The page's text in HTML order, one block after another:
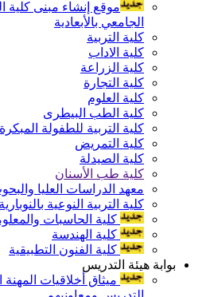
موقع إنشاء مبنى
الجامعي بالأبعادية
كلية التربية
كلية الاداب
كلية الزراعة
كلية التجارة
كلية العلوم
كلية الطب البيطرى
كلية التربية للطفولة المبكرة
كلية التمريض
كلية الصيدلة
كلية طب الأسنان
معهد الدراسات العليا
كلية التربية النوعية بالنوبارية
كلية الحاسبات
كلية الهندسة
كلية الفنون التطبيقية
بوابة هيئة التدريس
ميثاق أخلاقيات